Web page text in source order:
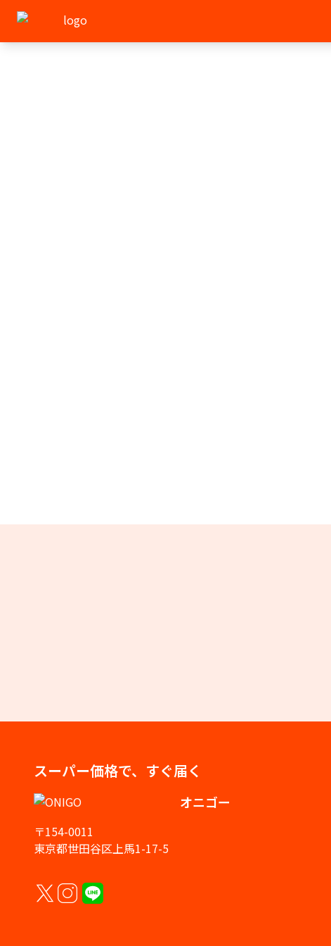
スーパー価格で、すぐ届く
オニゴー
〒154-0011
東京都世田谷区上馬1-17-5